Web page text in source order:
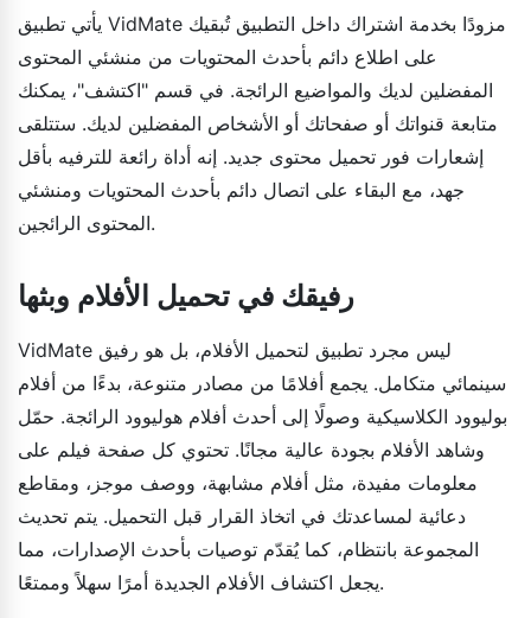
يأتي تطبيق VidMate مزودًا بخدمة اشتراك داخل التطبيق تُبقيك
على اطلاع دائم بأحدث المحتويات من منشئي المحتوى
المفضلين لديك والمواضيع الرائجة. في قسم "اكتشف"، يمكنك
متابعة قنواتك أو صفحاتك أو الأشخاص المفضلين لديك. ستتلقى
إشعارات فور تحميل محتوى جديد. إنه أداة رائعة للترفيه بأقل
جهد، مع البقاء على اتصال دائم بأحدث المحتويات ومنشئي
المحتوى الرائجين.
رفيقك في تحميل الأفلام وبثها
VidMate ليس مجرد تطبيق لتحميل الأفلام، بل هو رفيق
سينمائي متكامل. يجمع أفلامًا من مصادر متنوعة، بدءًا من أفلام
بوليوود الكلاسيكية وصولًا إلى أحدث أفلام هوليوود الرائجة. حمّل
وشاهد الأفلام بجودة عالية مجانًا. تحتوي كل صفحة فيلم على
معلومات مفيدة، مثل أفلام مشابهة، ووصف موجز، ومقاطع
دعائية لمساعدتك في اتخاذ القرار قبل التحميل. يتم تحديث
المجموعة بانتظام، كما يُقدّم توصيات بأحدث الإصدارات، مما
يجعل اكتشاف الأفلام الجديدة أمرًا سهلاً وممتعًا.